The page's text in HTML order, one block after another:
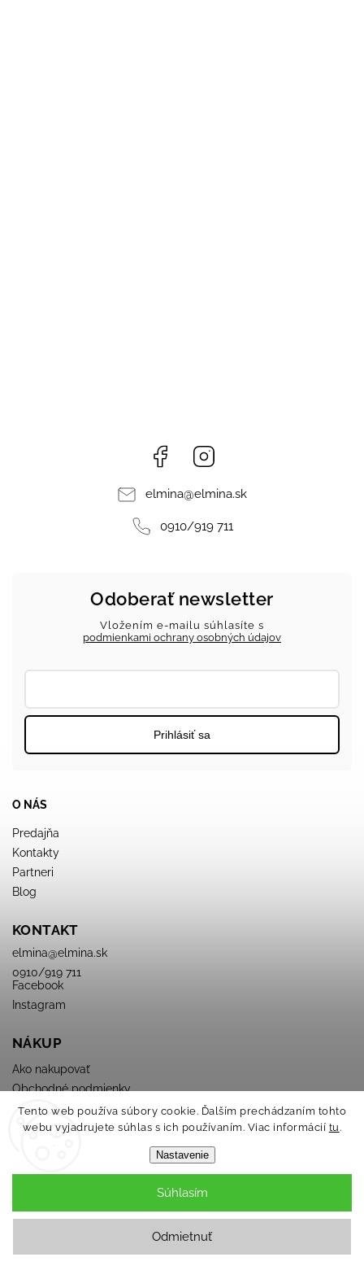
Tento web používa súbory cookie. Ďalším prechádzaním tohto
webu vyjadrujete súhlas s ich používaním. Viac informácií tu.
Nastavenie
Odmietnuť
Súhlasím
Facebook
elmina@elmina.sk
0910/919 711
O NÁS
Predajňa
Kontakty
Partneri
Blog
KONTAKT
elmina@elmina.sk
0910/919 711
Facebook
Instagram
NÁKUP
Ako nakupovať
Obchodné podmienky
Podmienky ochrany osobných údajov
Odoberať newsletter
Vložením e-mailu súhlasíte s
podmienkami ochrany osobných údajov
Prihlásiť sa
Copyright 2026ELMINA. Všetky práva vyhradené.